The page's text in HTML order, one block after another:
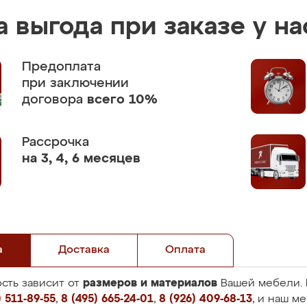
выгода при заказе у
Предоплата
при заключении
договора всего 10%
Рассрочка
на 3, 4, 6 месяцев
Доставка Оплата
зависит от размеров и материалов Вашей мебели.
89-55, 8 (495) 665-24-01, 8 (926) 409-68-13, и наш